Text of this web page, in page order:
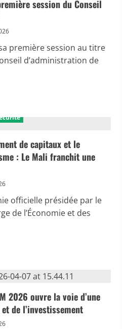
session du Conseil
première session au titre
d’administration de
de capitaux et le
: Le Mali franchit une
officielle présidée par le
de l’Économie et des
2026 ouvre la voie d’une
de l’investissement